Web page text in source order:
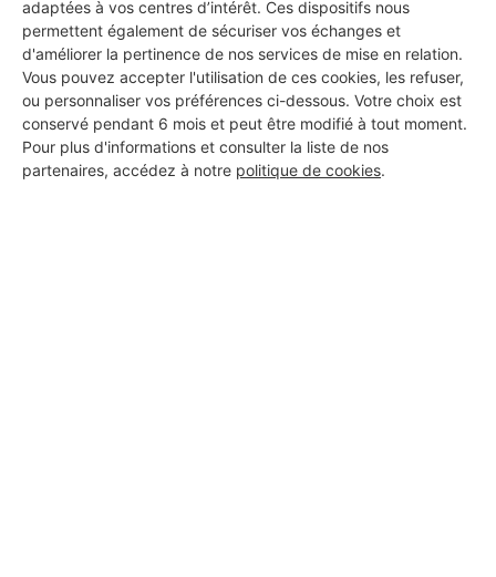
adaptées à vos centres d’intérêt. Ces dispositifs nous
permettent également de sécuriser vos échanges et
d'améliorer la pertinence de nos services de mise en relation.
Vous pouvez accepter l'utilisation de ces cookies, les refuser,
ou personnaliser vos préférences ci-dessous. Votre choix est
conservé pendant 6 mois et peut être modifié à tout moment.
Pour plus d'informations et consulter la liste de nos
partenaires, accédez à notre politique de cookies.